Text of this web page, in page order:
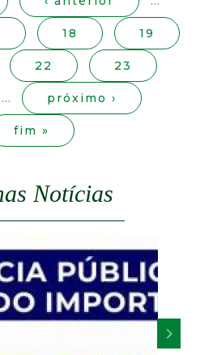
18 19
22 23
… próximo ›
fim »
Notícias